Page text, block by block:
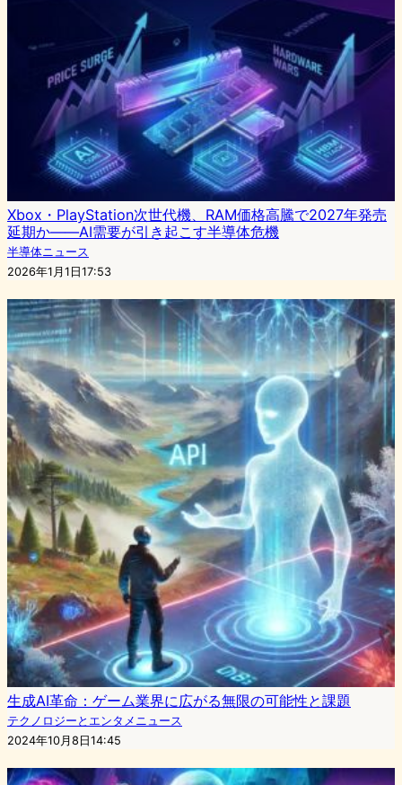
Xbox・PlayStation次世代機、RAM価格高騰で2027年発売
延期か――AI需要が引き起こす半導体危機
半導体ニュース
2026年1月1日17:53
生成AI革命：ゲーム業界に広がる無限の可能性と課題
テクノロジーとエンタメニュース
2024年10月8日14:45